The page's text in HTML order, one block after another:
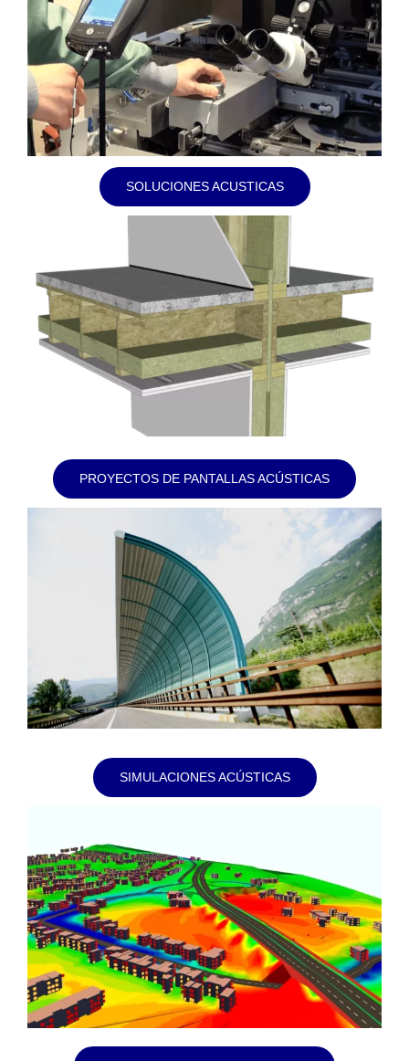
SOLUCIONES ACUSTICAS
PROYECTOS DE PANTALLAS ACÚSTICAS
SIMULACIONES ACÚSTICAS